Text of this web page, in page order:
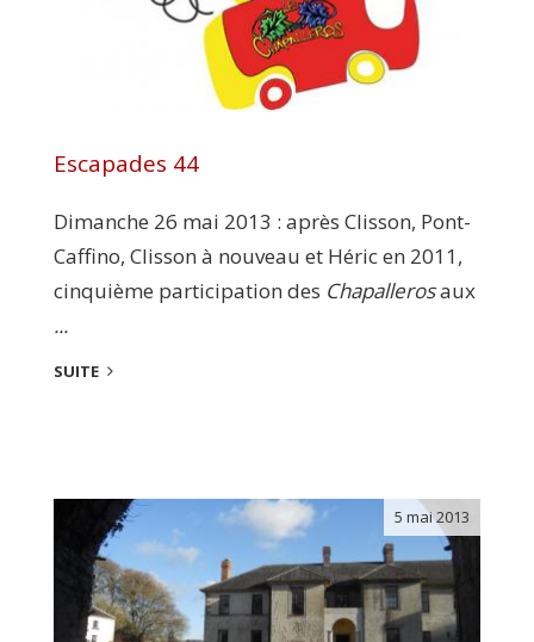
Escapades 44
Dimanche 26 mai 2013 : après Clisson, Pont-
Caffino, Clisson à nouveau et Héric en 2011,
cinquième participation des Chapallerosaux
...
SUITE
5 mai 2013